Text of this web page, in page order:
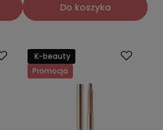
Do koszyka
K-beauty
Promocja